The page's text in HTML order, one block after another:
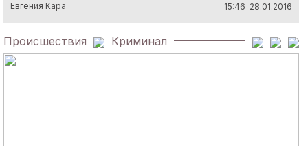
Евгения Кара 15:46 28.01.2016
Происшествия Криминал